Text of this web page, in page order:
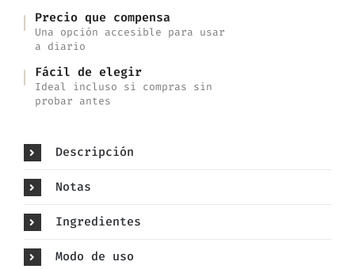
Precio que compensa
Una opción accesible para usar
a diario
Fácil de elegir
Ideal incluso si compras sin
probar antes
Descripción
Notas
Ingredientes
Modo de uso